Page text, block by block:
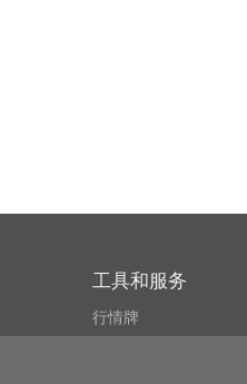
工具和服务
行情牌
比特币 显示器